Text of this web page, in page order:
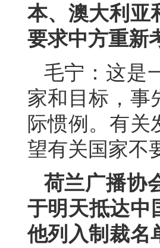
本、澳大利亚
要求中方重新
毛宁：这是
家和目标，事
际惯例。有关
望有关国家不
荷兰广播协
于明天抵达中
他列入制裁名